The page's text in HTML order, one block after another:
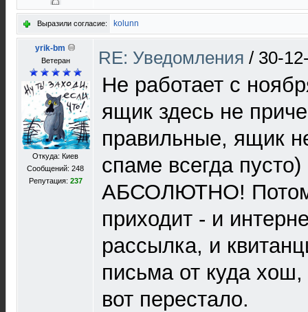
Выразили согласие: kolunn
yrik-bm
Ветеран
Откуда: Киев
Сообщений: 248
Репутация: 237
RE: Уведомления / 30-
Не работает с
ящик здесь не
правильные, ящик
спаме всегда
АБСОЛЮТНО!
приходит - и
рассылка, и
письма от куда
вот перестало.